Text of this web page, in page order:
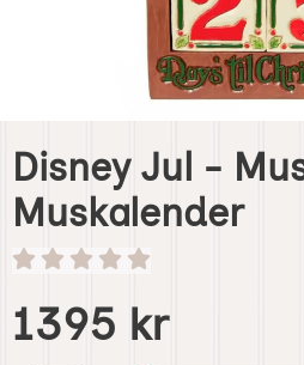
Disney Jul -
Muskalender
Handle dette produktet,
pris
1395 kr